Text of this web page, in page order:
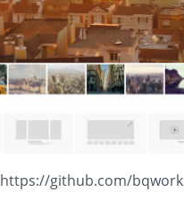
https://github.com/